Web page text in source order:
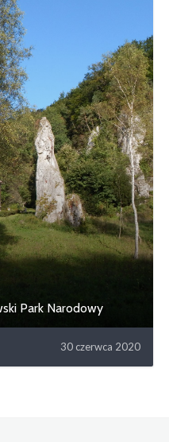
Park Narodowy
30 czerwca 2020